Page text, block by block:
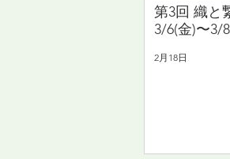
第3回 織と
3/6(金)〜3/
2月18日